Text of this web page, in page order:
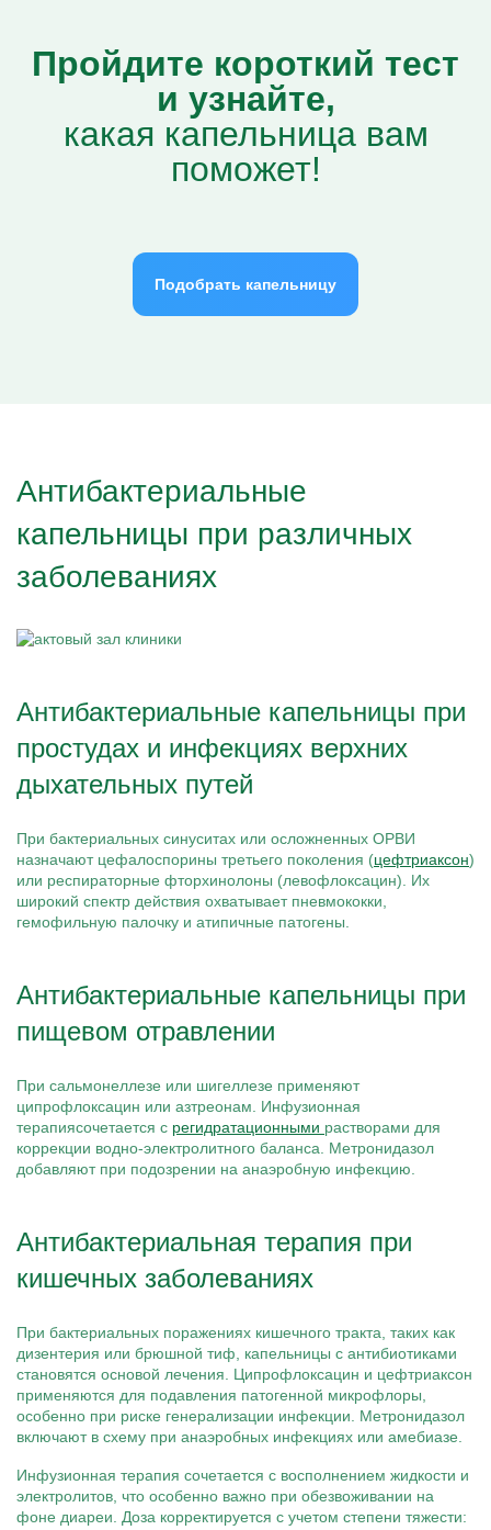
Пройдите короткий тест
и узнайте,
какая капельница вам
поможет!
Подобрать капельницу
Антибактериальные
капельницы при различных
заболеваниях
Антибактериальные капельницы при
простудах и инфекциях верхних
дыхательных путей
При бактериальных синуситах или осложненных ОРВИ
назначают цефалоспорины третьего поколения (цефтриаксон)
или респираторные фторхинолоны (левофлоксацин). Их
широкий спектр действия охватывает пневмококки,
гемофильную палочку и атипичные патогены.
Антибактериальные капельницы при
пищевом отравлении
При сальмонеллезе или шигеллезе применяют
ципрофлоксацин или азтреонам. Инфузионная
терапиясочетается с регидратационными растворами для
коррекции водно-электролитного баланса. Метронидазол
добавляют при подозрении на анаэробную инфекцию.
Антибактериальная терапия при
кишечных заболеваниях
При бактериальных поражениях кишечного тракта, таких как
дизентерия или брюшной тиф, капельницы с антибиотиками
становятся основой лечения. Ципрофлоксацин и цефтриаксон
применяются для подавления патогенной микрофлоры,
особенно при риске генерализации инфекции. Метронидазол
включают в схему при анаэробных инфекциях или амебиазе.
Инфузионная терапия сочетается с восполнением жидкости и
электролитов, что особенно важно при обезвоживании на
фоне диареи. Доза корректируется с учетом степени тяжести: